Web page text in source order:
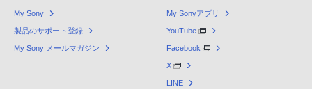
My Sony
製品のサポート登録
My Sony メールマガジン
My Sonyアプリ
YouTube
Facebook
X
LINE